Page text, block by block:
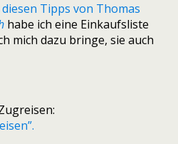
diesen Tipps von Thomas
habe ich eine Einkaufsliste
mich dazu bringe, sie auch